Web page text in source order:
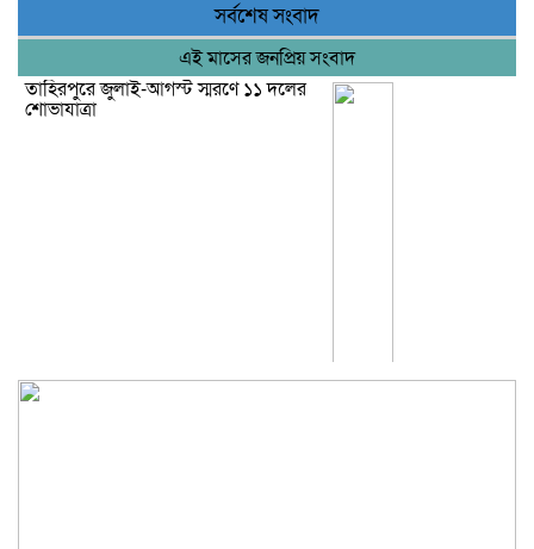
সর্বশেষ সংবাদ
এই মাসের জনপ্রিয় সংবাদ
তাহিরপুরে জুলাই-আগস্ট স্মরণে ১১ দলের
শোভাযাত্রা